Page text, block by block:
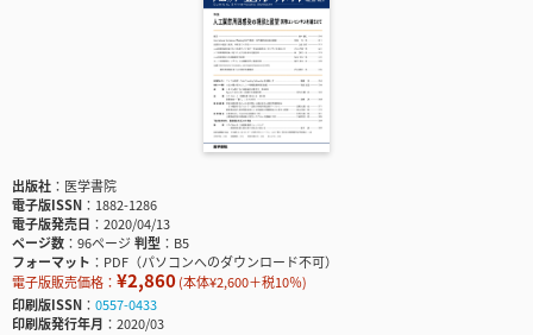
出版社
医学書院
電子版ISSN
1882-1286
電子版発売日
2020/04/13
ページ数
96ページ判型
B5
フォーマット
PDF（パソコンへのダウンロード不可）
電子版販売価格： ¥2,860(本体¥2,600＋税10％)
印刷版ISSN
0557-0433
印刷版発行年月
2020/03